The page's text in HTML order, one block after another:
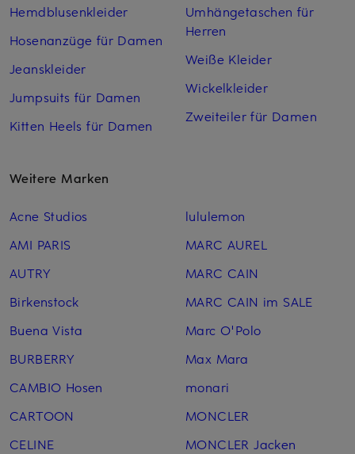
Hemdblusenkleider
Hosenanzüge für Damen
Jeanskleider
Jumpsuits für Damen
Kitten Heels für Damen
Umhängetaschen für
Herren
Weiße Kleider
Wickelkleider
Zweiteiler für Damen
Weitere Marken
Acne Studios
AMI PARIS
AUTRY
Birkenstock
Buena Vista
BURBERRY
CAMBIO Hosen
CARTOON
CELINE
lululemon
MARC AUREL
MARC CAIN
MARC CAIN im SALE
Marc O'Polo
Max Mara
monari
MONCLER
MONCLER Jacken